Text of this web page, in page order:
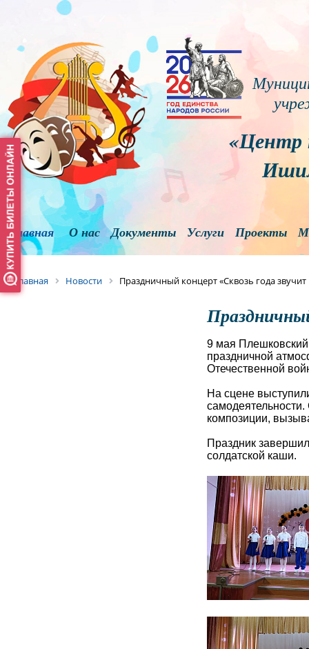
«Центр
Главная О нас Документы Услуги Проекты
Главная Новости Праздничный концерт «Сквозь года звучит
9 мая Плешковский
праздничной
Отечественной
На сцене
композиции,
Праздник
солдатской каши.